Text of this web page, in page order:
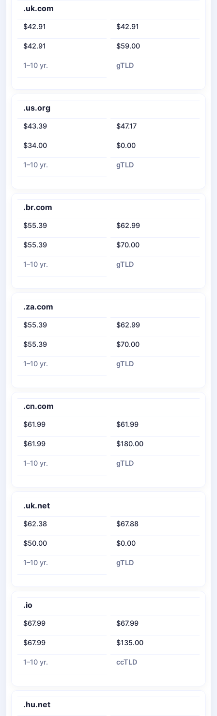
.uk.com
$42.91 $42.91
$42.91 $59.00
1–10 yr. gTLD
.us.org
$43.39 $47.17
$34.00 $0.00
1–10 yr. gTLD
.br.com
$55.39 $62.99
$55.39 $70.00
1–10 yr. gTLD
.za.com
$55.39 $62.99
$55.39 $70.00
1–10 yr. gTLD
.cn.com
$61.99 $61.99
$61.99 $180.00
1–10 yr. gTLD
.uk.net
$62.38 $67.88
$50.00 $0.00
1–10 yr. gTLD
.io
$67.99 $67.99
$67.99 $135.00
1–10 yr. ccTLD
.hu.net